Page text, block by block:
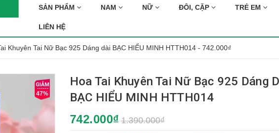
SẢN PHẨM NAM NỮ ĐÔI, CẶP TRẺ EM
LIÊN HỆ
Khuyên Tai Nữ Bạc 925 Dáng dài BẠC HIỂU MINH HTTH014 - 742.000₫
47%
Hoa Tai Khuyên Tai Nữ Bạc 925 Dáng
BẠC HIỂU MINH HTTH014
742.000₫ 1.390.000₫